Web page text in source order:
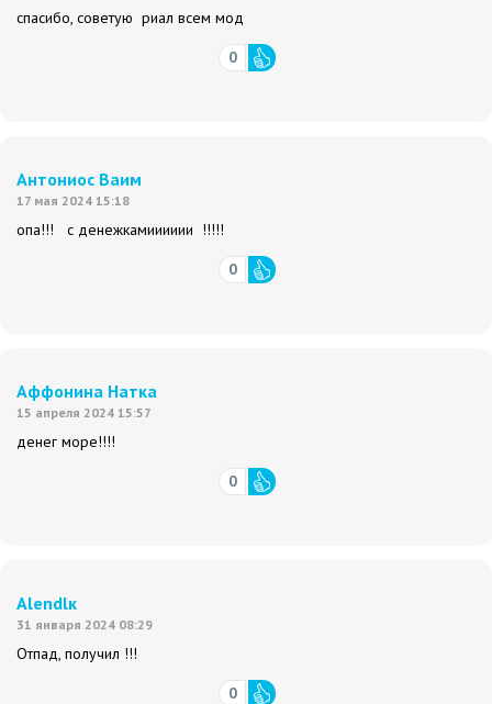
спасибо, советую риал всем мод
0
Антониос Ваим
17 мая 2024 15:18
опа!!! с денежкамииииии !!!!!
0
Аффонина Натка
15 апреля 2024 15:57
денег море!!!!
0
Alendlк
31 января 2024 08:29
Отпад, получил !!!
0